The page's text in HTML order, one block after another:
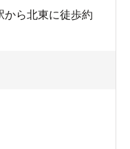
から北東に徒歩約